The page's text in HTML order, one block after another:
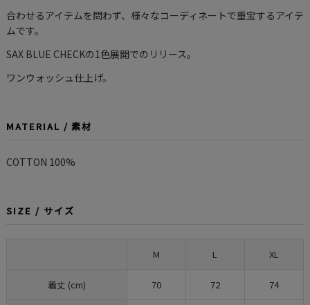
合わせるアイテムを問わず、様々なコーディネートで重宝するアイテ
ムです。
SAX BLUE CHECKの1色展開でのリリース。
ワンウォッシュ仕上げ。
MATERIAL / 素材
COTTON 100%
SIZE / サイズ
M L XL
着丈 (cm) 70 72 74